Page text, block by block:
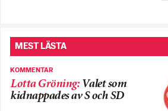
MEST LÄSTA
KOMMENTAR
Lotta Gröning: Valet som
kidnappades av S och SD